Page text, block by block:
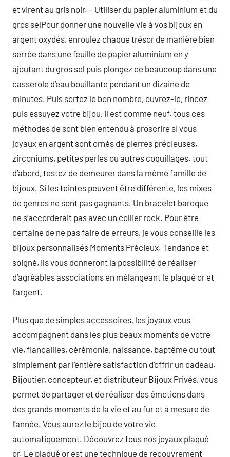
et virent au gris noir. – Utiliser du papier aluminium et du
gros selPour donner une nouvelle vie à vos bijoux en
argent oxydés, enroulez chaque trésor de manière bien
serrée dans une feuille de papier aluminium en y
ajoutant du gros sel puis plongez ce beaucoup dans une
casserole d’eau bouillante pendant un dizaine de
minutes. Puis sortez le bon nombre, ouvrez-le, rincez
puis essuyez votre bijou, il est comme neuf. tous ces
méthodes de sont bien entendu à proscrire si vous
joyaux en argent sont ornés de pierres précieuses,
zirconiums, petites perles ou autres coquillages. tout
d’abord, testez de demeurer dans la même famille de
bijoux. Si les teintes peuvent être différente, les mixes
de genres ne sont pas gagnants. Un bracelet baroque
ne s’accorderait pas avec un collier rock. Pour être
certaine de ne pas faire de erreurs, je vous conseille les
bijoux personnalisés Moments Précieux. Tendance et
soigné, ils vous donneront la possibilité de réaliser
d’agréables associations en mélangeant le plaqué or et
l’argent.
Plus que de simples accessoires, les joyaux vous
accompagnent dans les plus beaux moments de votre
vie, fiançailles, cérémonie, naissance, baptême ou tout
simplement par l’entière satisfaction d’offrir un cadeau.
Bijoutier, concepteur, et distributeur Bijoux Privés, vous
permet de partager et de réaliser des émotions dans
des grands moments de la vie et au fur et à mesure de
l’année. Vous aurez le bijou de votre vie
automatiquement. Découvrez tous nos joyaux plaqué
or. Le plaqué or est une technique de recouvrement